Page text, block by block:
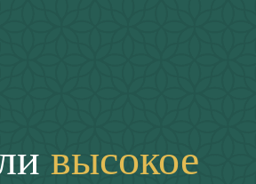
высокое